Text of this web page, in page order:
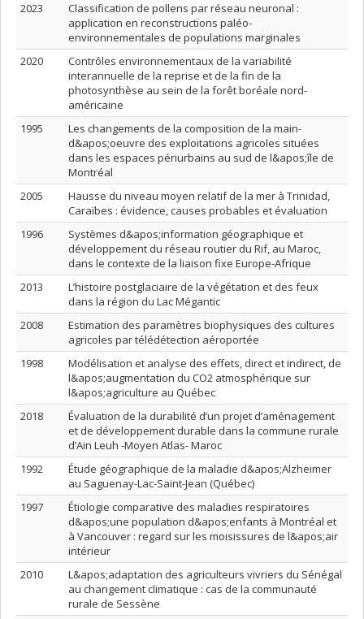
2023
Classification de pollens par réseau neuronal :
application en reconstructions paléo-
environnementales de populations marginales
2020
Contrôles environnementaux de la variabilité
interannuelle de la reprise et de la fin de la
photosynthèse au sein de la forêt boréale nord-
américaine
1995
Les changements de la composition de la main-
d&apos;oeuvre des exploitations agricoles situées
dans les espaces périurbains au sud de l&apos;île de
Montréal
2005
Hausse du niveau moyen relatif de la mer à Trinidad,
Caraïbes : évidence, causes probables et évaluation
1996
Systèmes d&apos;information géographique et
développement du réseau routier du Rif, au Maroc,
dans le contexte de la liaison fixe Europe-Afrique
2013
L’histoire postglaciaire de la végétation et des feux
dans la région du Lac Mégantic
2008
Estimation des paramètres biophysiques des cultures
agricoles par télédétection aéroportée
1998
Modélisation et analyse des effets, direct et indirect, de
l&apos;augmentation du CO2 atmosphérique sur
l&apos;agriculture au Québec
2018
Évaluation de la durabilité d’un projet d’aménagement
et de développement durable dans la commune rurale
d’Ain Leuh -Moyen Atlas- Maroc
1992
Étude géographique de la maladie d&apos;Alzheimer
au Saguenay-Lac-Saint-Jean (Québec)
1997
Étiologie comparative des maladies respiratoires
d&apos;une population d&apos;enfants à Montréal et
à Vancouver : regard sur les moisissures de l&apos;air
intérieur
2010
L&apos;adaptation des agriculteurs vivriers du Sénégal
au changement climatique : cas de la communauté
rurale de Sessène